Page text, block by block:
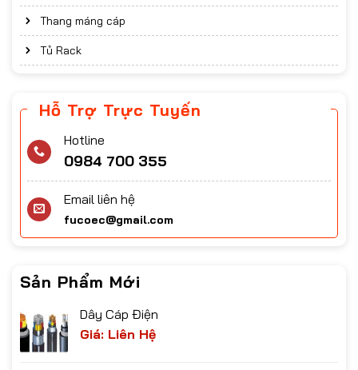
Thang máng cáp
Tủ Rack
Hỗ Trợ Trực Tuyến
Hotline
0984 700 355
Email liên hệ
fucoec@gmail.com
Sản Phẩm Mới
Dây Cáp Điện
Giá: Liên Hệ